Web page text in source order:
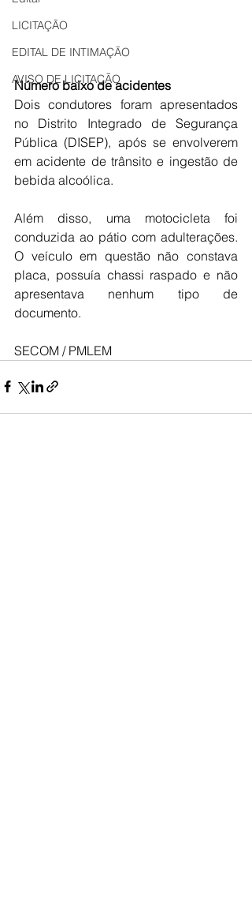
LICITAÇÃO
EDITAL DE INTIMAÇÃO
AVISO DE LICITAÇÃO
Número baixo de acidentes
Dois condutores foram apresentados
no Distrito Integrado de Segurança
Pública (DISEP), após se envolverem
em acidente de trânsito e ingestão de
bebida alcoólica.
Além disso, uma motocicleta foi
conduzida ao pátio com adulterações.
O veículo em questão não constava
placa, possuía chassi raspado e não
apresentava nenhum tipo de
documento.
SECOM / PMLEM